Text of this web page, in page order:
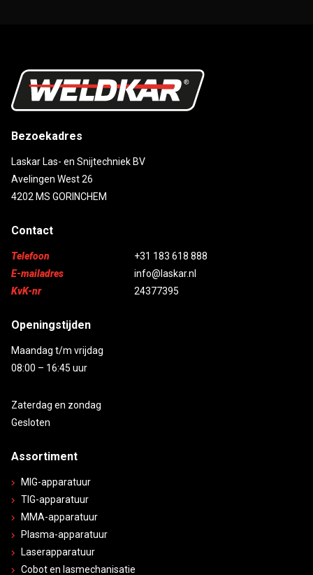
Bezoekadres
Laskar Las- en Snijtechniek BV
Avelingen West 26
4202 MS GORINCHEM
Contact
Telefoon
+31 183 618 888
E-mailadres
info@laskar.nl
KvK-nr
24377395
Openingstijden
Maandag t/m vrijdag
08:00 – 16:45 uur
Zaterdag en zondag
Gesloten
Assortiment
MIG-apparatuur
TIG-apparatuur
MMA-apparatuur
Plasma-apparatuur
Laserapparatuur
Cobot en lasmechanisatie